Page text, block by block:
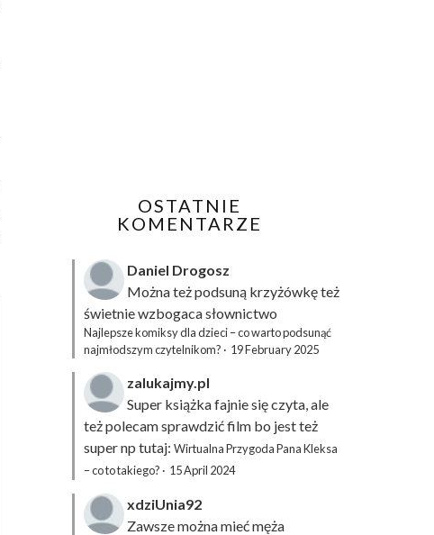
OSTATNIE
KOMENTARZE
Daniel Drogosz
Można też podsuną krzyżówkęteż
świetnie wzbogaca słownictwo
Najlepsze komiksy dla dzieci – co warto podsunąć
najmłodszym czytelnikom? · 19 February 2025
zalukajmy.pl
Super książka fajnie się czyta, ale
też polecam sprawdzić film bo jest też
super np tutaj: Wirtualna Przygoda Pana Kleksa
– co to takiego? · 15 April 2024
xdziUnia92
Zawsze można mieć męża